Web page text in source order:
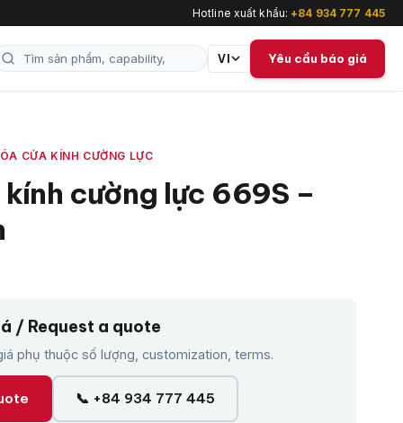
Hotline xuất khẩu:+84 934 777 445
VI Yêu cầu báo giá
CỬA KÍNH CƯỜNG LỰC
cường lực 669S –
/ Request a quote
phụ thuộc số lượng, customization, terms.
📞 +84 934 777 445